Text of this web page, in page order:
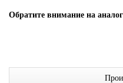
Обратите внимание на